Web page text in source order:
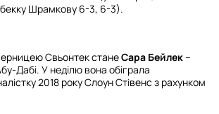
Шрамкову 6-3, 6-3).
Свьонтек станеСара Бейлек–
Дабі. У неділю вона обіграла
2018 року Слоун Стівенс з рахунком